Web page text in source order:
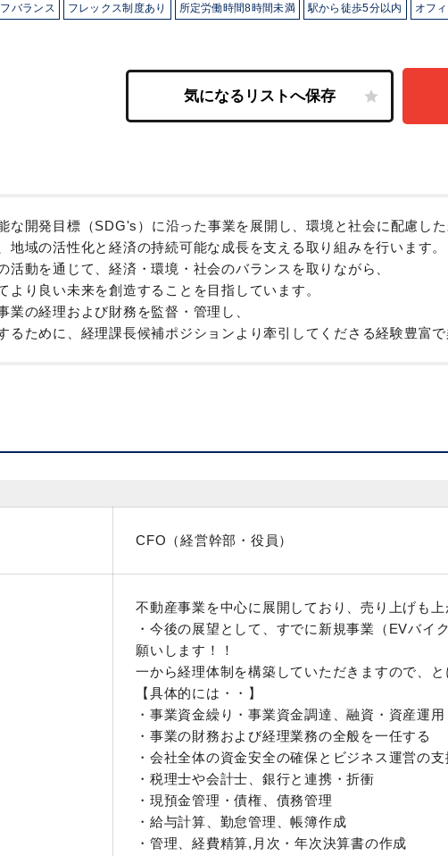
バランス フレックス制度あり 所定労働時間8時間未満 駅から徒歩5分以内 オフ
な開発目標（SDG's）に沿った事業を展開し、環境と社会に配慮した
地域の活性化と経済の持続可能な成長を支える取り組みを行います。
活動を通じて、経済・環境・社会のバランスを取りながら、
より良い未来を創造することを目指しています。
業の経理および財務を監督・管理し、
るために、経理課長候補ポジションより牽引してくださる経験豊富
CFO（経営幹部・役員）
不動産事業を中心に展開しており、売り上げも上
・今後の展望として、すでに新規事業（EVバ
願いします！！
一から経理体制を構築していただきますので、
【具体的には・・】
・事業資金繰り・事業資金調達、融資・資産運
・事業の財務および経理業務の全般を一任する
・会社全体の資金安全の確保とビジネス運営の支
・税理士や会計士、銀行と連携・折衝
・現預金管理・債権、債務管理
・給与計算、勤怠管理、帳簿作成
・管理、経費精算,月次・年次決算書の作成